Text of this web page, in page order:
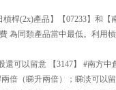
桿(2x)產品】【07233】和
為同類產品當中最低。利用
可以留意 【3147】 #南方
倍（睇升兩倍）；睇淡可以